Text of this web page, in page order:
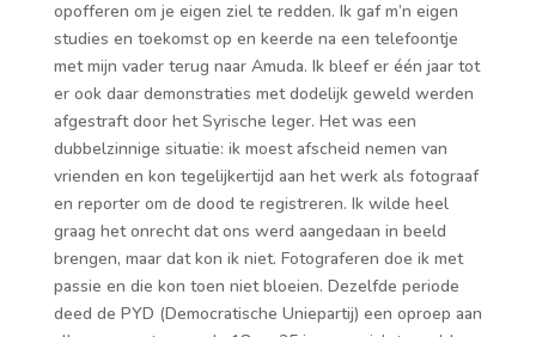
opofferen om je eigen ziel te redden. Ik gaf m’n eigen
studies en toekomst op en keerde na een telefoontje
met mijn vader terug naar Amuda. Ik bleef er één jaar tot
er ook daar demonstraties met dodelijk geweld werden
afgestraft door het Syrische leger. Het was een
dubbelzinnige situatie: ik moest afscheid nemen van
vrienden en kon tegelijkertijd aan het werk als fotograaf
en reporter om de dood te registreren. Ik wilde heel
graag het onrecht dat ons werd aangedaan in beeld
brengen, maar dat kon ik niet. Fotograferen doe ik met
passie en die kon toen niet bloeien. Dezelfde periode
deed de PYD (Democratische Uniepartij) een oproep aan